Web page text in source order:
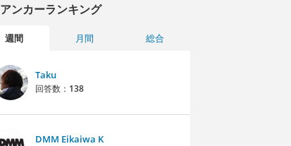
アンカーランキング
週間 月間 総合
Taku
回答数： 138
DMM Eikaiwa K